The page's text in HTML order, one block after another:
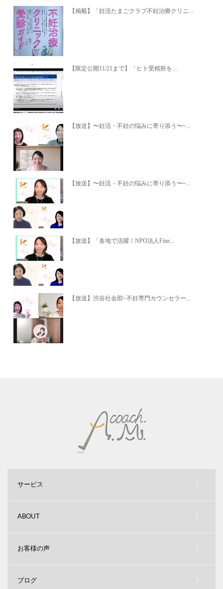
【掲載】「妊活たまごクラブ不妊治療クリニ...
【限定公開11/21まで】「ヒト受精胚を...
【放送】〜妊活・不妊の悩みに寄り添う〜~...
【放送】〜妊活・不妊の悩みに寄り添う〜~...
【放送】「各地で活躍！NPO法人Fine...
【放送】渋谷社会部~不妊専門カウンセラー...
サービス
ABOUT
お客様の声
ブログ